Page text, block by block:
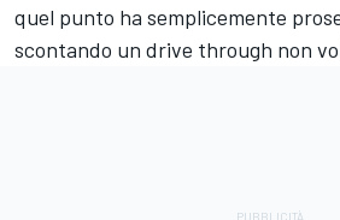
quel punto ha semplicemente
scontando un drive through non